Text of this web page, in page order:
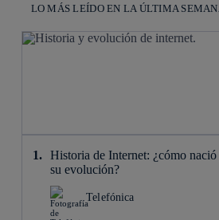
LO MÁS LEÍDO EN LA ÚLTIMA
Historia de Internet: ¿cómo
su evolución?
Telefónica